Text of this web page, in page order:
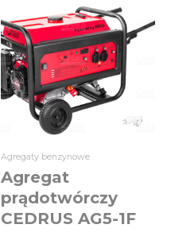
Agregaty benzynowe
Agregat
prądotwórczy
CEDRUS AG5-1F